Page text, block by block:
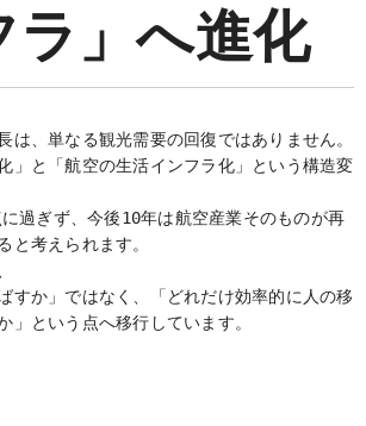
ラ」へ進化
は、単なる観光需要の回復ではありません。
」と「航空の生活インフラ化」という構造変
過ぎず、今後10年は航空産業そのものが再
と考えられます。
すか」ではなく、「どれだけ効率的に人の移
」という点へ移行しています。